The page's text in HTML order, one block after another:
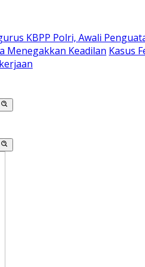
KBPP Polri, Awali
Menegakkan Keadilan Kasus